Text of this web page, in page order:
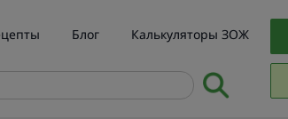
Блог Калькуляторы ЗОЖ